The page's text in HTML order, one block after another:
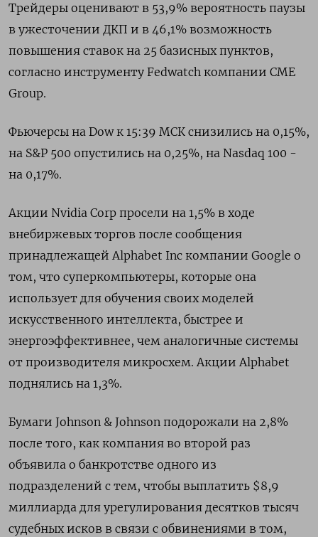
Трейдеры оценивают в 53,9% вероятность паузы
в ужесточении ДКП и в 46,1% возможность
повышения ставок на 25 базисных пунктов,
согласно инструменту Fedwatch компании CME
Group.
Фьючерсы на Dow к 15:39 МСК снизились на 0,15%,
на S&P 500 опустились на 0,25%, на Nasdaq 100 -
на 0,17%.
Акции Nvidia Corp просели на 1,5% в ходе
внебиржевых торгов после сообщения
принадлежащей Alphabet Inc компании Google о
том, что суперкомпьютеры, которые она
использует для обучения своих моделей
искусственного интеллекта, быстрее и
энергоэффективнее, чем аналогичные системы
от производителя микросхем. Акции Alphabet
поднялись на 1,3%.
Бумаги Johnson & Johnson подорожали на 2,8%
после того, как компания во второй раз
объявила о банкротстве одного из
подразделений с тем, чтобы выплатить $8,9
миллиарда для урегулирования десятков тысяч
судебных исков в связи с обвинениями в том,